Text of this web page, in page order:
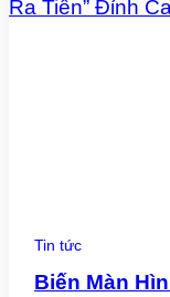
Tin tức
Biến Màn